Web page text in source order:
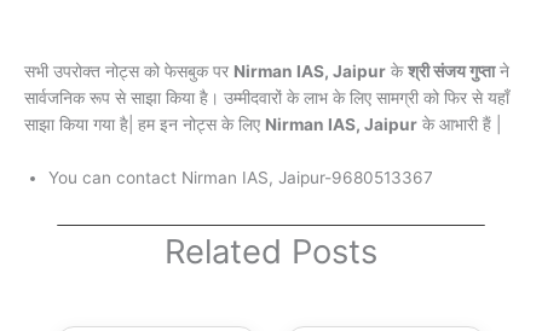
सभी उपरोक्त नोट्स को फेसबुक पर Nirman IAS, Jaipur केश्री संजय गुप्ताने
सार्वजनिक रूप से साझा किया है। उम्मीदवारों के लाभ के लिए सामग्री को फिर से यहाँ
साझा किया गया है| हम इन नोट्स के लिए Nirman IAS, Jaipur के आभारी हैं |
You can contact Nirman IAS, Jaipur-9680513367
Related Posts